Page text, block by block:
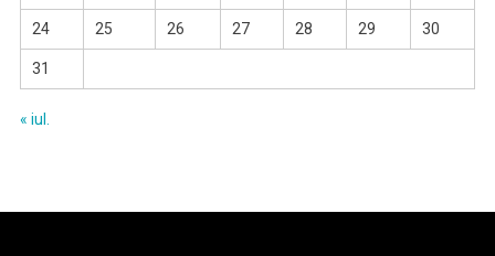
24 25 26 27 28 29 30
31
« iul.